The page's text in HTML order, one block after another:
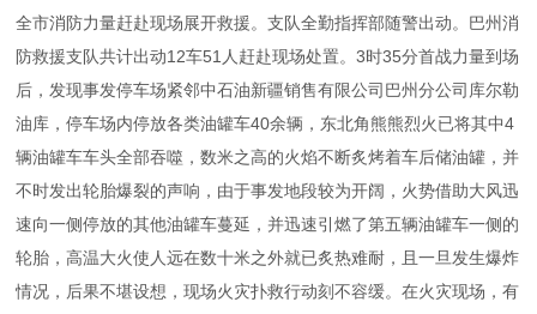
全市消防力量赶赴现场展开救援。支队全勤指挥部随警出动。巴州消
防救援支队共计出动12车51人赶赴现场处置。3时35分首战力量到场
后，发现事发停车场紧邻中石油新疆销售有限公司巴州分公司库尔勒
油库，停车场内停放各类油罐车40余辆，东北角熊熊烈火已将其中4
辆油罐车车头全部吞噬，数米之高的火焰不断炙烤着车后储油罐，并
不时发出轮胎爆裂的声响，由于事发地段较为开阔，火势借助大风迅
速向一侧停放的其他油罐车蔓延，并迅速引燃了第五辆油罐车一侧的
轮胎，高温大火使人远在数十米之外就已炙热难耐，且一旦发生爆炸
情况，后果不堪设想，现场火灾扑救行动刻不容缓。在火灾现场，有